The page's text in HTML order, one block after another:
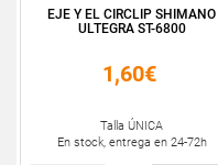
EJE Y EL CIRCLIP SHIMANO
ULTEGRA ST-6800
1,60€
Talla ÚNICA
En stock, entrega en 24-72h